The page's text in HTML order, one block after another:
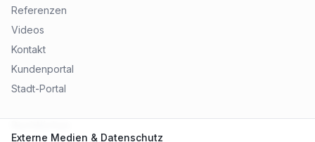
Referenzen
Videos
Kontakt
Kundenportal
Stadt-Portal
Externe Medien & Datenschutz